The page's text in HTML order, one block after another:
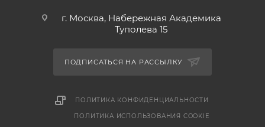
г. Москва, Набережная Академика
Туполева 15
ПОДПИСАТЬСЯ НА РАССЫЛКУ
ПОЛИТИКА КОНФИДЕНЦИАЛЬНОСТИ
ПОЛИТИКА ИСПОЛЬЗОВАНИЯ COOKIE